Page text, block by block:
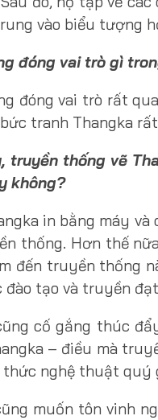
vào biểu tượng
đóng vai trò gì
đóng vai trò rất
tranh Thangka
truyền thống vẽ
không?
in bằng máy
thống. Hơn thế
đến truyền thống
đào tạo và truyền
cố gắng thúc
– điều mà
nghệ thuật quý
muốn tôn vinh